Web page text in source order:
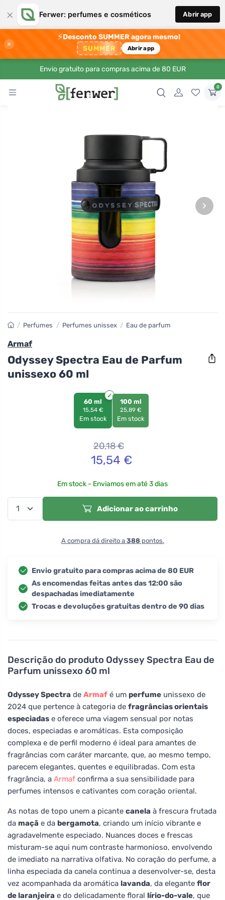
× Ferwer: perfumes e cosméticos Abrir app
×
⚡Desconto SUMMER agora mesmo!
SUMMER Abrir app
Envio gratuito para compras acima de 80 EUR
0
›
Descrição do produto Odyssey Spectra Eau de
Parfum unissexo 60 ml
Odyssey Spectra de Armaf é um perfume unissexo de
2024 que pertence à categoria de fragrâncias orientais
especiadas e oferece uma viagem sensual por notas
doces, especiadas e aromáticas. Esta composição
complexa e de perfil moderno é ideal para amantes de
fragrâncias com caráter marcante, que, ao mesmo tempo,
parecem elegantes, quentes e equilibradas. Com esta
fragrância, a Armaf confirma a sua sensibilidade para
perfumes intensos e cativantes com coração oriental.
As notas de topo unem a picante canela à frescura frutada
da maçã e da bergamota, criando um início vibrante e
agradavelmente especiado. Nuances doces e frescas
misturam-se aqui num contraste harmonioso, envolvendo
de imediato na narrativa olfativa. No coração do perfume, a
linha especiada da canela continua a desenvolver-se, desta
vez acompanhada da aromática lavanda, da elegante flor
de laranjeira e do delicadamente floral lírio-do-vale, que
/ Perfumes / Perfumes unissex / Eau de parfum
Armaf
Odyssey Spectra Eau de Parfum
unissexo 60 ml
60 ml
15,54 €
Em stock
100 ml
25,89 €
Em stock
20,18€
15,54 €
Em stock - Enviamos em até 3 dias
Adicionar ao carrinho
A compra dá direito a 388pontos.
Envio gratuito para compras acima de 80 EUR
As encomendas feitas antes das 12:00 são
despachadas imediatamente
Trocas e devoluções gratuitas dentro de 90 dias